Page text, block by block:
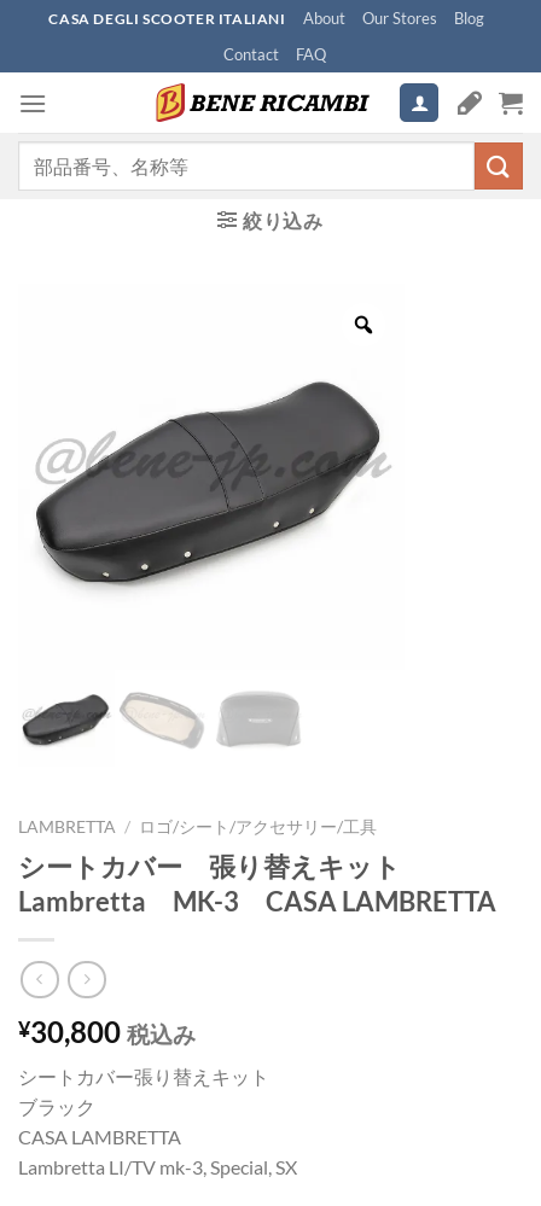
content
CASA DEGLI SCOOTER ITALIANI About Our Stores
Blog
Contact
FAQ
絞り込み
LAMBRETTA / ロゴ/シート/アクセサリー/工具
シートカバー 張り替えキット
Lambretta MK-3 CASA LAMBRETTA
¥30,800 税込み
シートカバー張り替えキット
ブラック
CASA LAMBRETTA
Lambretta LI/TV mk-3, Special, SX